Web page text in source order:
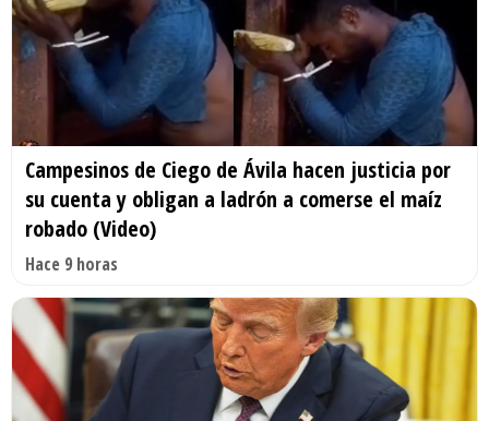
Campesinos de Ciego de Ávila hacen justicia por
su cuenta y obligan a ladrón a comerse el maíz
robado (Video)
Hace 9 horas